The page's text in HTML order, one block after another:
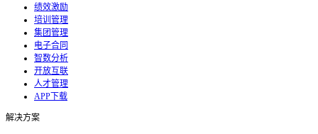
绩效激励
培训管理
集团管理
电子合同
智数分析
开放互联
人才管理
APP下载
解决方案